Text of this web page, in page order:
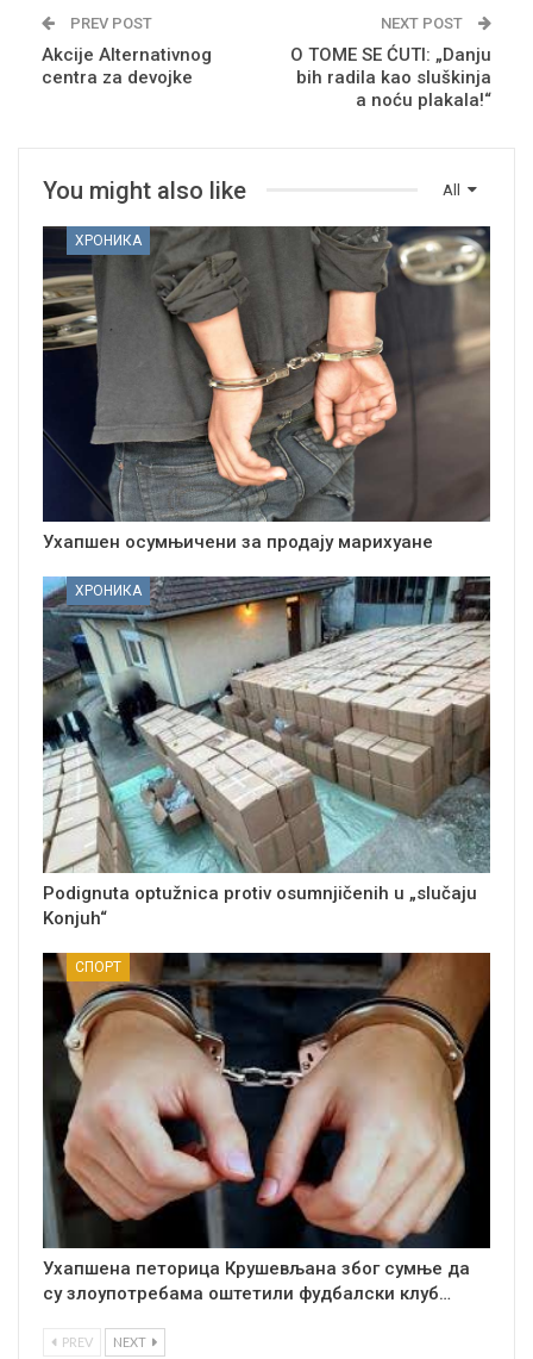
PREV POST
Akcije Alternativnog
centra za devojke
NEXT POST
O TOME SE ĆUTI: „Danju
bih radila kao sluškinja
a noću plakala!“
All
You might also like
ХРОНИКА
Ухапшен осумњичени за продају марихуане
ХРОНИКА
Podignuta optužnica protiv osumnjičenih u „slučaju
Konjuh“
СПОРТ
Ухапшена петорица Крушевљана због сумње да
су злоупотребама оштетили фудбалски клуб…
PREV NEXT